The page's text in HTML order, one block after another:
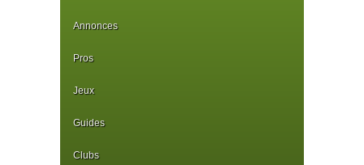
Annonces
Pros
Jeux
Guides
Clubs